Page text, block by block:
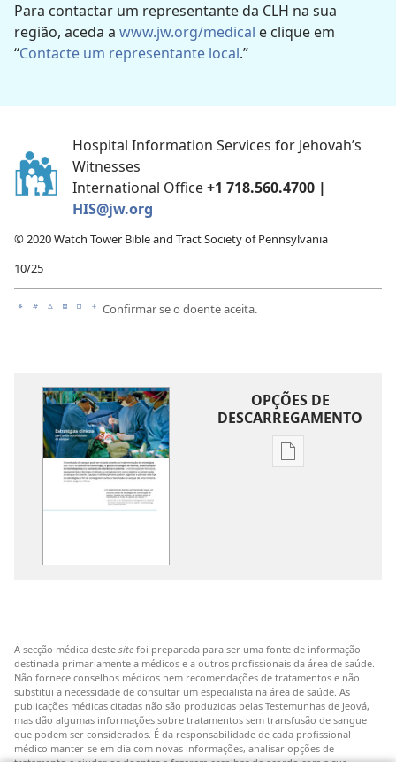
Para contactar um representante da CLH na sua
região, aceda a www.jw.org/medical e clique em
“Contacte um representante local.”
Hospital Information Services for Jehovah’s
Witnesses
International Office+1 718.560.4700 |
HIS@jw.org
© 2020 Watch Tower Bible and Tract Society of Pennsylvania
10/25
a b c d e f Confirmar se o doente aceita.
OPÇÕES DE
DESCARREGAMENTO
Opções
a
Transfusão
de
Sangue
A secção médica deste site foi preparada para ser uma fonte de informação
destinada primariamente a médicos e a outros profissionais da área de saúde.
Não fornece conselhos médicos nem recomendações de tratamentos e não
substitui a necessidade de consultar um especialista na área de saúde. As
publicações médicas citadas não são produzidas pelas Testemunhas de Jeová,
mas dão algumas informações sobre tratamentos sem transfusão de sangue
que podem ser considerados. É da responsabilidade de cada profissional
médico manter-se em dia com novas informações, analisar opções de
tratamento e ajudar os doentes a fazerem escolhas de acordo com a sua